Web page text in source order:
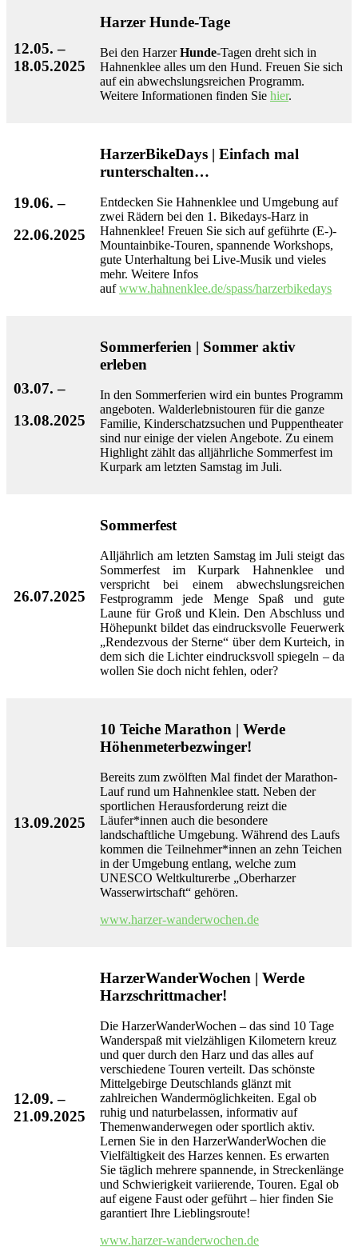
12.05. –
18.05.2025
Harzer Hunde-Tage
Bei den HarzerHunde-Tagen dreht sich in
Hahnenklee alles um den Hund. Freuen Sie sich
auf ein abwechslungsreichen Programm.
Weitere Informationen finden Sie hier.
19.06. –
22.06.2025
HarzerBikeDays | Einfach mal
runterschalten…
Entdecken Sie Hahnenklee und Umgebung auf
zwei Rädern bei den 1. Bikedays-Harz in
Hahnenklee! Freuen Sie sich auf geführte (E-)-
Mountainbike-Touren, spannende Workshops,
gute Unterhaltung bei Live-Musik und vieles
mehr. Weitere Infos
aufwww.hahnenklee.de/spass/harzerbikedays
03.07. –
13.08.2025
Sommerferien | Sommer aktiv
erleben
In den Sommerferien wird ein buntes Programm
angeboten. Walderlebnistouren für die ganze
Familie, Kinderschatzsuchen und Puppentheater
sind nur einige der vielen Angebote. Zu einem
Highlight zählt das alljährliche Sommerfest im
Kurpark am letzten Samstag im Juli.
26.07.2025
Sommerfest
Alljährlich am letzten Samstag im Juli steigt das
Sommerfest im Kurpark Hahnenklee und
verspricht bei einem abwechslungsreichen
Festprogramm jede Menge Spaß und gute
Laune für Groß und Klein. Den Abschluss und
Höhepunkt bildet das eindrucksvolle Feuerwerk
„Rendezvous der Sterne“ über dem Kurteich, in
dem sich die Lichter eindrucksvoll spiegeln – da
wollen Sie doch nicht fehlen, oder?
13.09.2025
10 Teiche Marathon | Werde
Höhenmeterbezwinger!
Bereits zum zwölften Mal findet der Marathon-
Lauf rund um Hahnenklee statt. Neben der
sportlichen Herausforderung reizt die
Läufer*innen auch die besondere
landschaftliche Umgebung. Während des Laufs
kommen die Teilnehmer*innen an zehn Teichen
in der Umgebung entlang, welche zum
UNESCO Weltkulturerbe „Oberharzer
Wasserwirtschaft“ gehören.
www.harzer-wanderwochen.de
12.09. –
21.09.2025
HarzerWanderWochen | Werde
Harzschrittmacher!
Die HarzerWanderWochen – das sind 10 Tage
Wanderspaß mit vielzähligen Kilometern kreuz
und quer durch den Harz und das alles auf
verschiedene Touren verteilt. Das schönste
Mittelgebirge Deutschlands glänzt mit
zahlreichen Wandermöglichkeiten. Egal ob
ruhig und naturbelassen, informativ auf
Themenwanderwegen oder sportlich aktiv.
Lernen Sie in den HarzerWanderWochen die
Vielfältigkeit des Harzes kennen. Es erwarten
Sie täglich mehrere spannende, in Streckenlänge
und Schwierigkeit variierende, Touren. Egal ob
auf eigene Faust oder geführt – hier finden Sie
garantiert Ihre Lieblingsroute!
www.harzer-wanderwochen.de